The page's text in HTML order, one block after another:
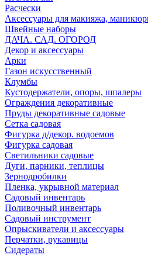
Расчески
Аксессуары для макияжа,
Швейные наборы
ДАЧА. САД. ОГОРОД
Декор и аксессуары
Арки
Газон искусственный
Клумбы
Кустодержатели, опоры, шпалеры
Ограждения декоративные
Пруды декоративные садовые
Сетка садовая
Фигурка д/декор. водоемов
Фигурка садовая
Светильники садовые
Дуги, парники, теплицы
Зернодробилки
Пленка, укрывной материал
Садовый инвентарь
Поливочный инвентарь
Садовый инструмент
Опрыскиватели и аксессуары
Перчатки, рукавицы
Сидераты